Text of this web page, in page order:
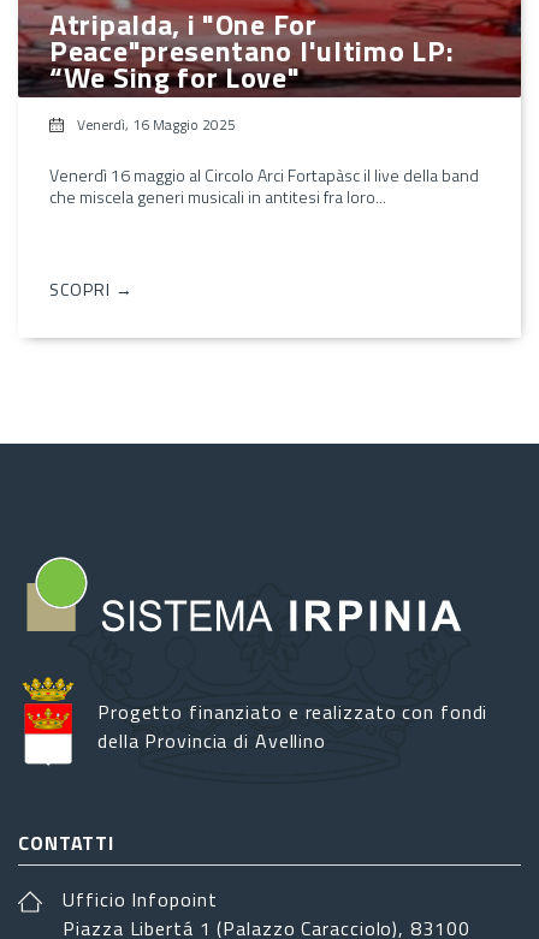
Atripalda, i "One For
Peace"presentano l'ultimo LP:
“We Sing for Love"
Venerdì, 16 Maggio 2025
Venerdì 16 maggio al Circolo Arci Fortapàsc il live della band
che miscela generi musicali in antitesi fra loro...
SCOPRI →
Progetto finanziato e realizzato con fondi
della Provincia di Avellino
CONTATTI
Ufficio Infopoint
Piazza Libertá 1 (Palazzo Caracciolo), 83100